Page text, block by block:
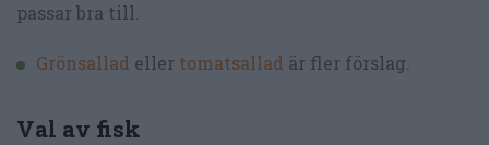
passar bra till.
Grönsallad eller tomatsallad är fler förslag.
Val av fisk